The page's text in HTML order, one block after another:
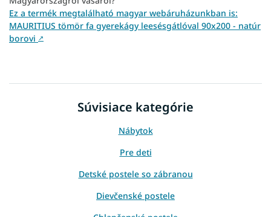
Ez a termék megtalálható magyar webáruházunkban is:
MAURITIUS tömör fa gyerekágy leesésgátlóval 90x200 - natúr
borovi ↗
Súvisiace kategórie
Nábytok
Pre deti
Detské postele so zábranou
Dievčenské postele